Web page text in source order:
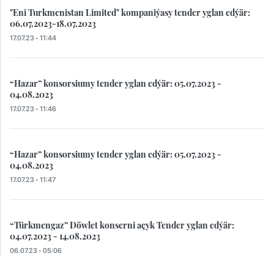
"Eni Turkmenistan Limited" kompaniýasy tender yglan edýär:
06.07.2023-18.07.2023
17.07.23 - 11:44
“Hazar” konsorsiumy tender yglan edýär: 05.07.2023 -
04.08.2023
17.07.23 - 11:46
“Hazar” konsorsiumy tender yglan edýär: 05.07.2023 -
04.08.2023
17.07.23 - 11:47
“Türkmengaz” Döwlet konserni açyk Tender yglan edýär:
04.07.2023 - 14.08.2023
06.07.23 - 05:06